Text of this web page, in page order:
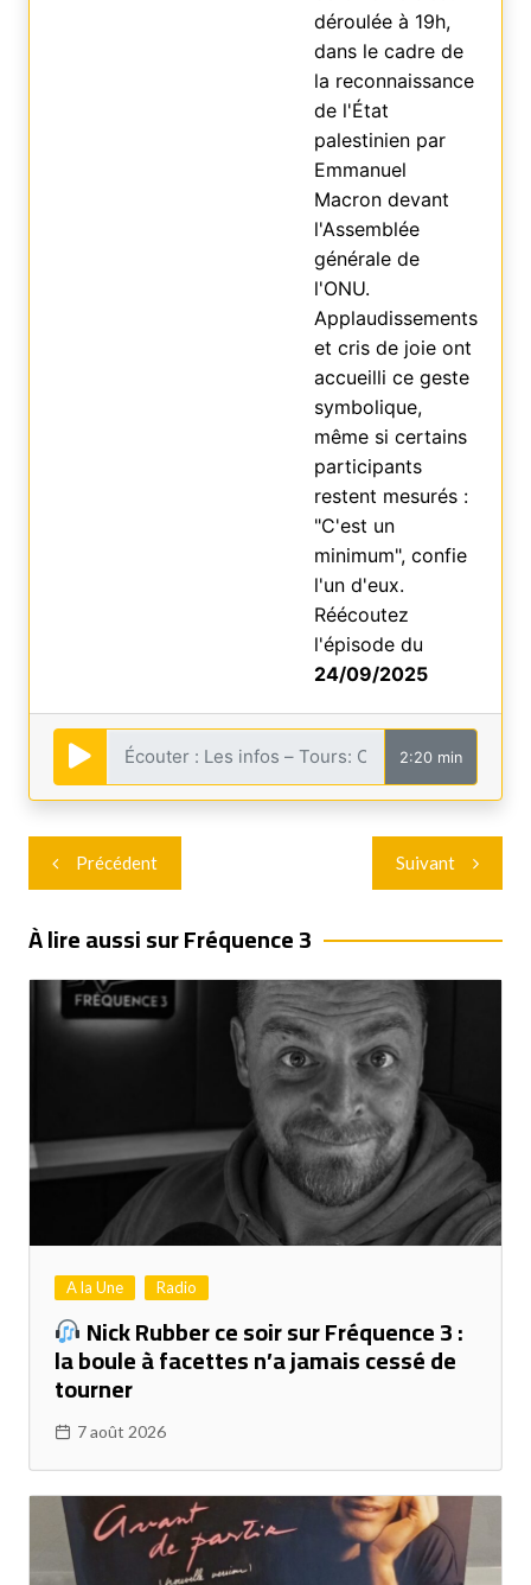
déroulée à 19h,
dans le cadre de
la reconnaissance
de l'État
palestinien par
Emmanuel
Macron devant
l'Assemblée
générale de
l'ONU.
Applaudissements
et cris de joie ont
accueilli ce geste
symbolique,
même si certains
participants
restent mesurés :
"C'est un
minimum", confie
l'un d'eux.
Réécoutez
l'épisode du
24/09/2025
2:20 min
Navigation
de
l’article
Précédent Suivant
À lire aussi sur Fréquence 3
A la Une Radio
Nick Rubber ce soir sur Fréquence 3 :
la boule à facettes n’a jamais cessé de
tourner
7 août 2026